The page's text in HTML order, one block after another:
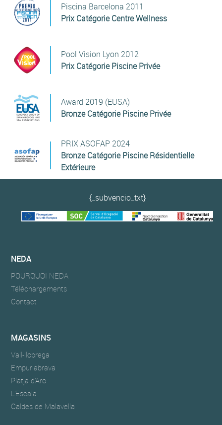
Piscina Barcelona 2011
Prix Catégorie Centre Wellness
Pool Vision Lyon 2012
Prix Catégorie Piscine Privée
Award 2019 (EUSA)
Bronze Catégorie Piscine Privée
PRIX ASOFAP 2024
Bronze Catégorie Piscine Résidentielle
Extérieure
{_subvencio_txt}
NEDA
POURQUOI NEDA
Téléchargements
Contact
MAGASINS
Vall-llobrega
Empuriabrava
Platja d'Aro
L'Escala
Caldes de Malavella